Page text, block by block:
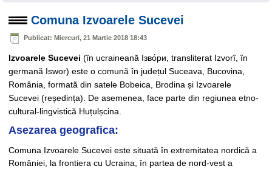
Comuna Izvoarele Sucevei
Publicat: Miercuri, 21 Martie 2018 18:43
Izvoarele Sucevei (în ucraineană Ізво́ри, transliterat Izvorî, în
germană Iswor) este o comună în județul Suceava, Bucovina,
România, formată din satele Bobeica, Brodina și Izvoarele
Sucevei (reședința). De asemenea, face parte din regiunea etno-
cultural-lingvistică Huțulșcina.
Asezarea geografica:
Comuna Izvoarele Sucevei este situată în extremitatea nordică a
României, la frontiera cu Ucraina, în partea de nord-vest a